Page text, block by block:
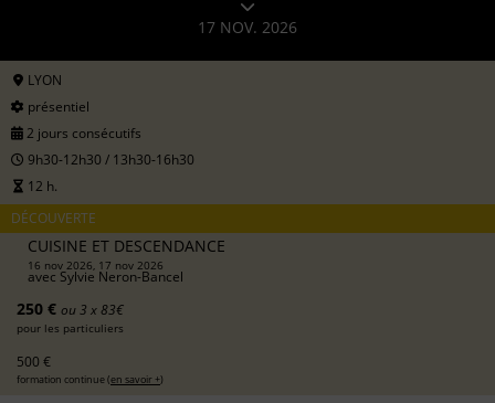
17 NOV. 2026
LYON
présentiel
2 jours consécutifs
9h30-12h30 / 13h30-16h30
12 h.
DÉCOUVERTE
CUISINE ET DESCENDANCE
16 nov 2026, 17 nov 2026
avec Sylvie Neron-Bancel
250 € ou 3 x 83€
pour les particuliers
500 €
formation continue (en savoir +)